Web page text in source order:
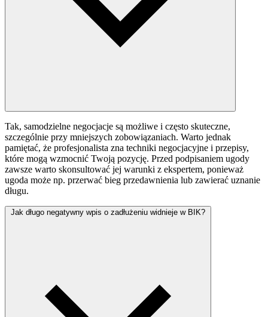
Tak, samodzielne negocjacje są możliwe i często skuteczne,
szczególnie przy mniejszych zobowiązaniach. Warto jednak
pamiętać, że profesjonalista zna techniki negocjacyjne i przepisy,
które mogą wzmocnić Twoją pozycję. Przed podpisaniem ugody
zawsze warto skonsultować jej warunki z ekspertem, ponieważ
ugoda może np. przerwać bieg przedawnienia lub zawierać uznanie
długu.
Jak długo negatywny wpis o zadłużeniu widnieje w BIK?